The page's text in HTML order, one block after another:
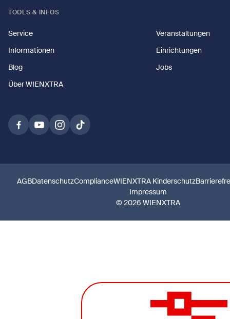
TOOLS & INFOS
Service
Veranstaltungen
Informationen
Einrichtungen
Blog
Jobs
Über WIENXTRA
© 2026 WIENXTRA
AGBDatenschutzComplianceWIENXTRA Kinderschutz
Impressum